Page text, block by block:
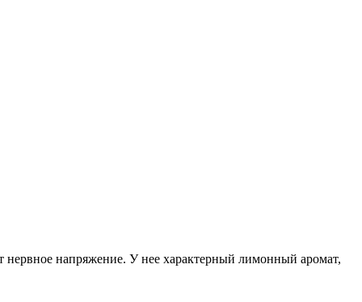
напряжение. У нее характерный лимонный аромат,